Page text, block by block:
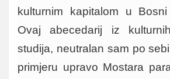
kulturnim kapitalom u
Ovaj abecedarij iz
studija, neutralan sam po
primjeru upravo Mostara